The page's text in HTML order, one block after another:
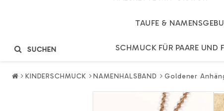
TAUFE &
SCHMUCK FÜR PAARE UND
SUCHEN
KINDERSCHMUCK NAMENHALSBAND Goldener